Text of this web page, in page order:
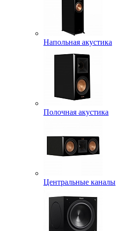
Напольная акустика
Полочная акустика
Центральные каналы